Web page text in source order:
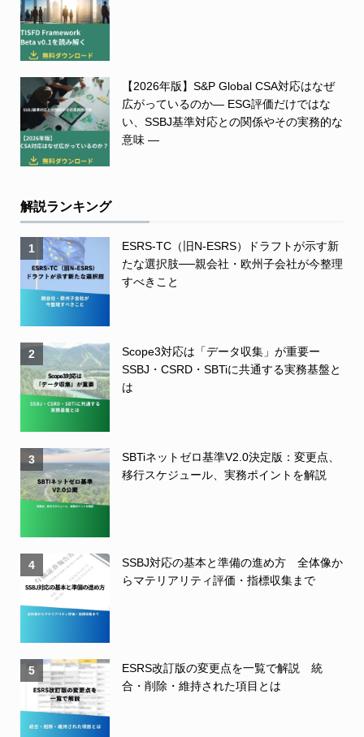
【2026年版】S&P Global CSA対応はなぜ
広がっているのか― ESG評価だけではな
い、SSBJ基準対応との関係やその実務的な
意味 ―
解説ランキング
1
ESRS-TC（旧N-ESRS）ドラフトが示す新
たな選択肢──親会社・欧州子会社が今整理
すべきこと
2
Scope3対応は「データ収集」が重要ー
SSBJ・CSRD・SBTiに共通する実務基盤と
は
3
SBTiネットゼロ基準V2.0決定版：変更点、
移行スケジュール、実務ポイントを解説
4
SSBJ対応の基本と準備の進め方 全体像か
らマテリアリティ評価・指標収集まで
5
ESRS改訂版の変更点を一覧で解説 統
合・削除・維持された項目とは